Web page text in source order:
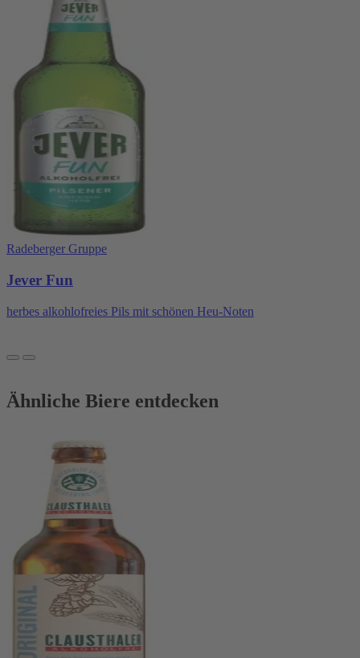
Radeberger Gruppe
Jever Fun
herbes alkohlofreies Pils mit schönen Heu-Noten
Ähnliche Biere entdecken